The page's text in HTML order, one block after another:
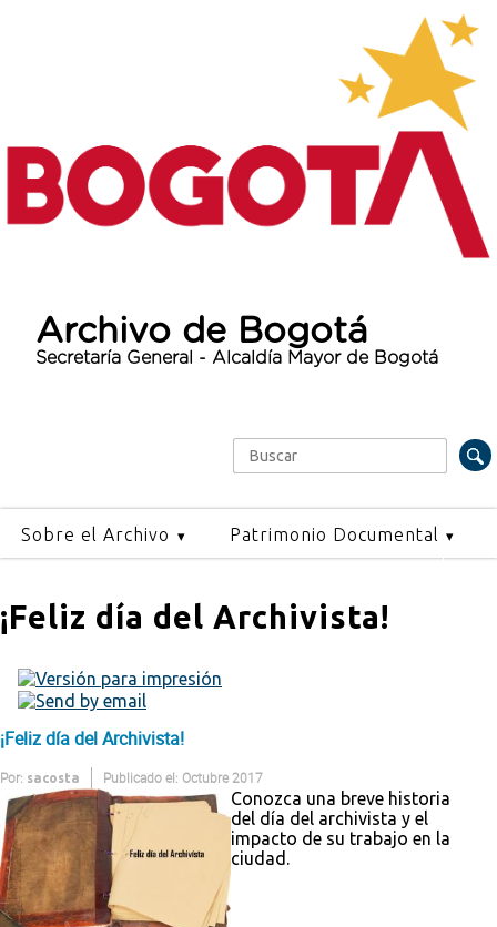
Archivo de Bogotá
Secretaría General - Alcaldía Mayor de Bogotá
Formulario de búsqueda
Buscar
Sobre el Archivo Patrimonio Documental
¡Feliz día del Archivista!
¡Feliz día del Archivista!
Por: sacosta Publicado el: Octubre 2017
Conozca una breve historia
del día del archivista y el
impacto de su trabajo en la
ciudad.